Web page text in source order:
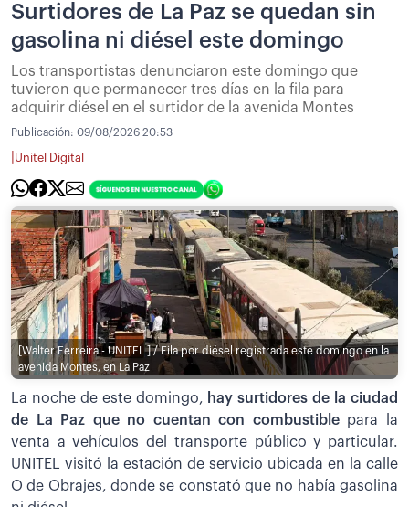
Surtidores de La Paz se quedan sin
gasolina ni diésel este domingo
Los transportistas denunciaron este domingo que
tuvieron que permanecer tres días en la fila para
adquirir diésel en el surtidor de la avenida Montes
Publicación: 09/08/2026 20:53
Unitel Digital
[Walter Ferreira - UNITEL ] / Fila por diésel registrada este domingo en la
avenida Montes, en La Paz
La noche de este domingo, hay surtidores de la ciudad
de La Paz que no cuentan con combustible para la
venta a vehículos del transporte público y particular.
UNITEL visitó la estación de servicio ubicada en la calle
O de Obrajes, donde se constató que no había gasolina